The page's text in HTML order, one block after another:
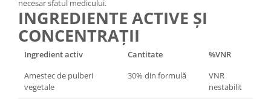
necesar sfatul medicului.
INGREDIENTE ACTIVE ȘI
CONCENTRAȚII
Ingredient activ Cantitate
%VNR
Amestec de pulberi
vegetale
30% din formulă
VNR
nestabilit